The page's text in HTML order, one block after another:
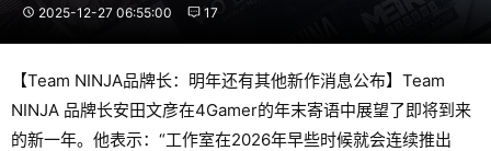
2025-12-27 06:55:00 17
【Team NINJA品牌长：明年还有其他新作消息公布】Team
NINJA 品牌长安田文彦在4Gamer的年末寄语中展望了即将到来
的新一年。他表示：“工作室在2026年早些时候就会连续推出